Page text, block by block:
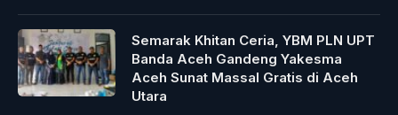
Semarak Khitan Ceria, YBM PLN UPT
Banda Aceh Gandeng Yakesma
Aceh Sunat Massal Gratis di Aceh
Utara